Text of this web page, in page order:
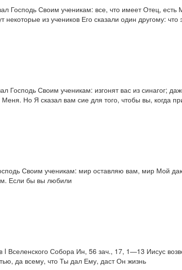
Своим ученикам: все, что имеет Отец, есть
из учеников Его сказали один другому: что
Господь Своим ученикам: изгонят вас из синагог;
Но Я сказал вам сие для того, чтобы вы, когда
Своим ученикам: мир оставляю вам, мир Мой
Если бы вы любили
Вселенского Собора Ин, 56 зач., 17, 1—13 Иисус
да всему, что Ты дал Ему, даст Он жизнь